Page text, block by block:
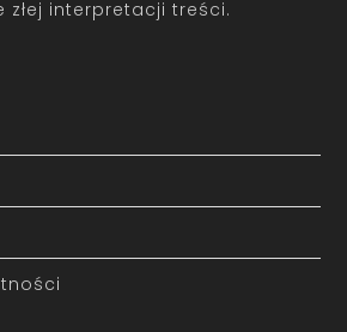
złej interpretacji treści.